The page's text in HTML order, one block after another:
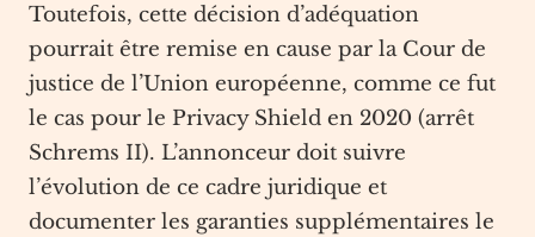
Toutefois, cette décision d’adéquation
pourrait être remise en cause par la Cour de
justice de l’Union européenne, comme ce fut
le cas pour le Privacy Shield en 2020 (arrêt
Schrems II). L’annonceur doit suivre
l’évolution de ce cadre juridique et
documenter les garanties supplémentaires le